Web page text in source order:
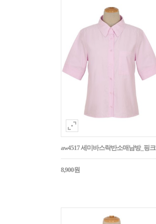
aw4517 세미바스락반소매남방_핑크
8,900원